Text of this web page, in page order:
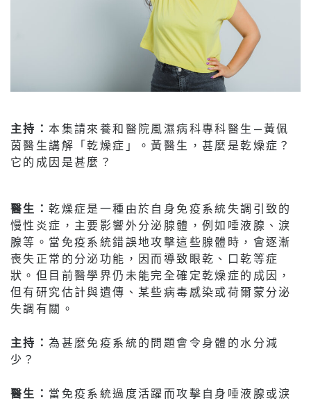
主持：本集請來養和醫院風濕病科專科醫生—黃佩
茵醫生講解「乾燥症」。黃醫生，甚麼是乾燥症？
它的成因是甚麼？
醫生：乾燥症是一種由於自身免疫系統失調引致的
慢性炎症，主要影響外分泌腺體，例如唾液腺、淚
腺等。當免疫系統錯誤地攻擊這些腺體時，會逐漸
喪失正常的分泌功能，因而導致眼乾、口乾等症
狀。但目前醫學界仍未能完全確定乾燥症的成因，
但有研究估計與遺傳、某些病毒感染或荷爾蒙分泌
失調有關。
主持：為甚麼免疫系統的問題會令身體的水分減
少？
醫生： 當免疫系統過度活躍而攻擊自身唾液腺或淚